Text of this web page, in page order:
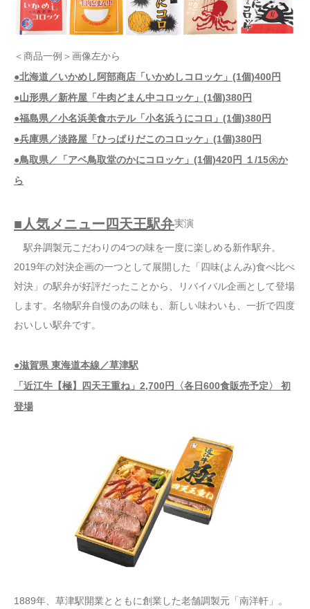
＜商品一例＞画像左から
●北海道／いかめし阿部商店「いかめしコロッケ」(1個)400円
●山形県／新杵屋「牛肉どまん中コロッケ」(1個)380円
●福島県／小名浜美食ホテル「小名浜うにコロ」(1個)380円
●兵庫県／淡路屋「ひっぱりだこのコロッケ」(1個)380円
●鳥取県／「アベ鳥取堂のかにコロッケ」(1個)420円 １/15㊍か
ら
■人気メニュー四天王駅弁実演
駅弁調製元こだわりの4つの味を一度に楽しめる新作駅弁。
2019年の対決企画の一つとして展開した「四味(よんみ)食べ比べ
対決」の駅弁が好評だったことから、リバイバル企画として登場
します。名物駅弁自慢のあの味も、新しい味わいも、一折で四度
おいしい駅弁です。
●滋賀県 東海道本線／草津駅
「近江牛【極】四天王重ね」2,700円〈各日600食販売予定〉 初
登場
1889年、草津駅開業とともに創業した老舗調製元「南洋軒」。